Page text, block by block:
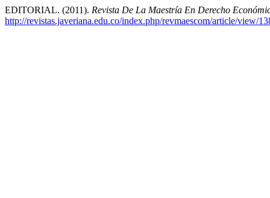
EDITORIAL. (2011). Revista De La Maestría En Derecho
http://revistas.javeriana.edu.co/index.php/revmaescom/article/view/